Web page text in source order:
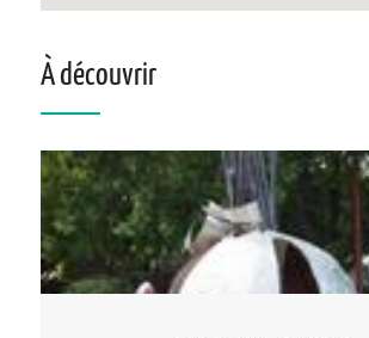
À découvrir